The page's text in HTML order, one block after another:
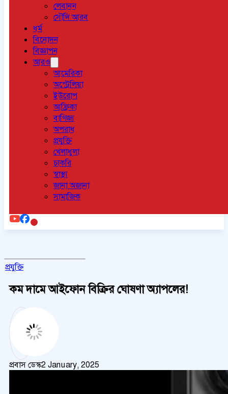
লেবানন
সৌদি আরব
ধর্ম
বিনোদন
বিজ্ঞাপন
আরও
আমেরিকা
অস্ট্রেলিয়া
ইউরোপ
আফ্রিকা
বাণিজ্য
অপরাধ
প্রযুক্তি
খেলাধুলা
চাকরি
স্বাস্থ্য
জানা অজানা
সামাজিক
প্রযুক্তি
কম দামে আইফোন বিক্রির ঘোষণা অ্যাপলের!
প্রবাস ডেস্ক2 January, 2025